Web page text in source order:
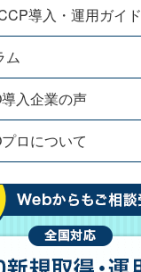
導入・運用ガイド
ム
入企業の声
ロについて